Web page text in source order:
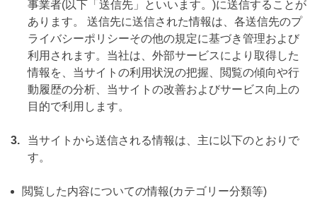
事業者(以下「送信先」といいます。)に送信することが
あります。 送信先に送信された情報は、各送信先のプ
ライバシーポリシーその他の規定に基づき管理および
利用されます。当社は、外部サービスにより取得した
情報を、当サイトの利用状況の把握、閲覧の傾向や行
動履歴の分析、当サイトの改善およびサービス向上の
目的で利用します。
3.
当サイトから送信される情報は、主に以下のとおりで
す。
閲覧した内容についての情報(カテゴリー分類等)